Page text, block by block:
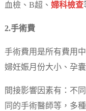
血檢、B超、 婦科檢查
2.手術費
手術費用是所有費用
婦妊娠月份大小、孕
間接影響因素有：不
同的手術醫師等，多